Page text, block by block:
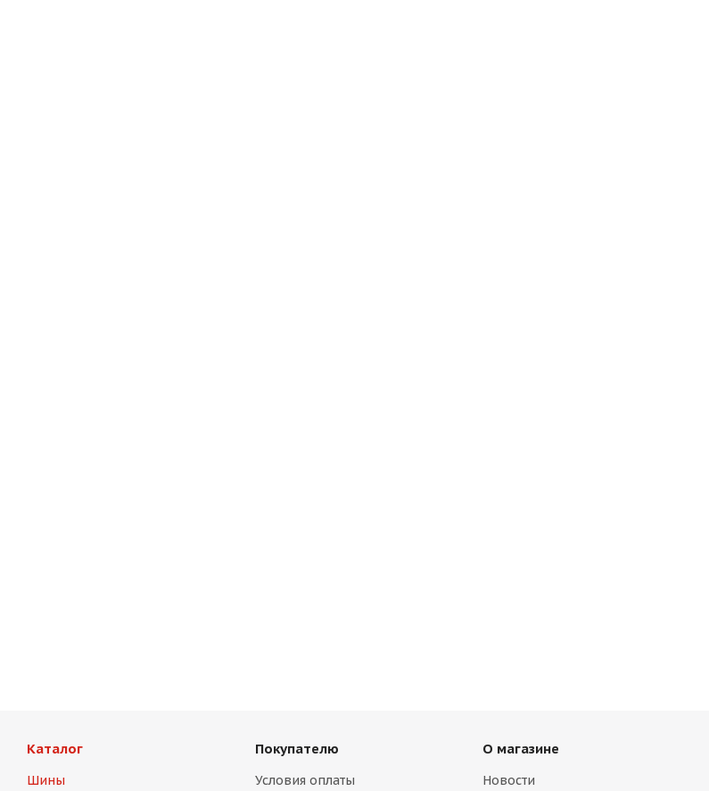
Каталог
Шины
Покупателю
Условия оплаты
О магазине
Новости